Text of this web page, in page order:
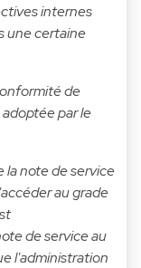
internes
une certaine
de
par le
la note de service
au grade
de service au
l'administration